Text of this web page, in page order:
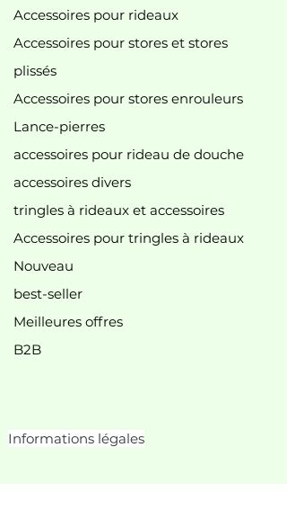
Accessoires pour rideaux
Accessoires pour stores et stores
plissés
Accessoires pour stores enrouleurs
Lance-pierres
accessoires pour rideau de douche
accessoires divers
tringles à rideaux et accessoires
Accessoires pour tringles à rideaux
Nouveau
best-seller
Meilleures offres
B2B
Informations légales